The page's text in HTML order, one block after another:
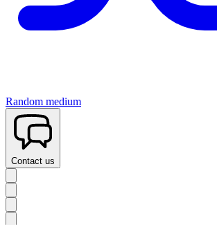
Random medium
Contact us